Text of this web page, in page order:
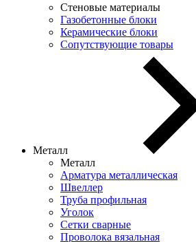
Стеновые материалы
Газобетонные блоки
Керамические блоки
Сопутствующие товары
Металл
Металл
Арматура металлическая
Швеллер
Труба профильная
Уголок
Сетки сварные
Проволока вязальная